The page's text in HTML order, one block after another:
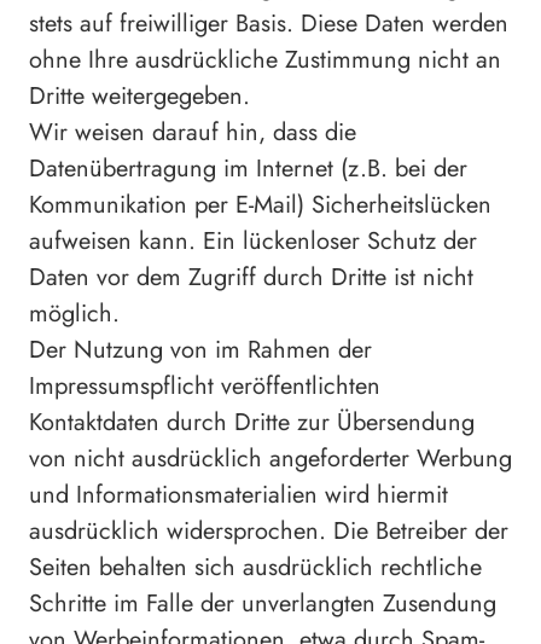
stets auf freiwilliger Basis. Diese Daten werden
ohne Ihre ausdrückliche Zustimmung nicht an
Dritte weitergegeben.
Wir weisen darauf hin, dass die
Datenübertragung im Internet (z.B. bei der
Kommunikation per E-Mail) Sicherheitslücken
aufweisen kann. Ein lückenloser Schutz der
Daten vor dem Zugriff durch Dritte ist nicht
möglich.
Der Nutzung von im Rahmen der
Impressumspflicht veröffentlichten
Kontaktdaten durch Dritte zur Übersendung
von nicht ausdrücklich angeforderter Werbung
und Informationsmaterialien wird hiermit
ausdrücklich widersprochen. Die Betreiber der
Seiten behalten sich ausdrücklich rechtliche
Schritte im Falle der unverlangten Zusendung